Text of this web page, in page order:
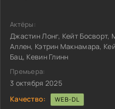
Актёры:
Джастин Лонг, Кейт Босворт,
Аллен, Кэтрин Макнамара,
Бац, Кевин Глинн
Премьера:
3 октября 2025
Качество:
WEB-DL